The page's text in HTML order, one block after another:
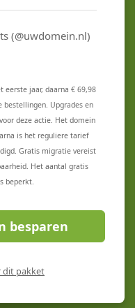
(@uwdomein.nl)
eerste jaar, daarna € 69,98
bestellingen. Upgrades en
deze actie. Het domein
is het reguliere tarief
Gratis migratie vereist
Het aantal gratis
beperkt.
besparen
dit pakket